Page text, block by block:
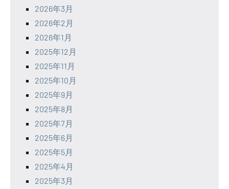
2026年3月
2026年2月
2026年1月
2025年12月
2025年11月
2025年10月
2025年9月
2025年8月
2025年7月
2025年6月
2025年5月
2025年4月
2025年3月